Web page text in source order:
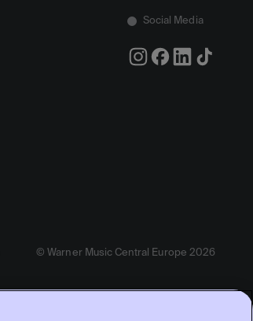
Social Media
© Warner Music Central Europe 2026